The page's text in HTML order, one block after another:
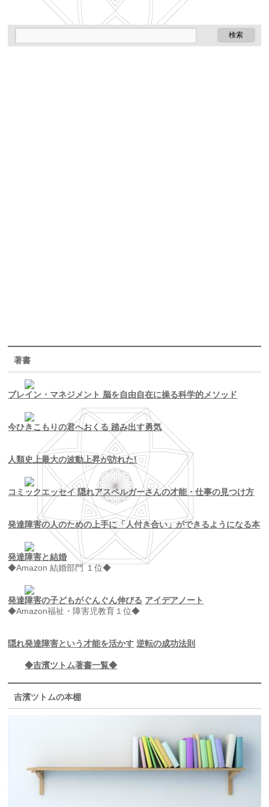
著書
ブレイン・マネジメント 脳を自由自在に操る科学的メソッド
今ひきこもりの君へおくる 踏み出す勇気
人類史上最大の波動上昇が訪れた!
コミックエッセイ 隠れアスペルガーさんの才能・仕事の見つけ方
発達障害の人のための上手に「人付き合い」ができるようになる本
発達障害と結婚
◆Amazon 結婚部門 １位◆
発達障害の子どもがぐんぐん伸びる アイデアノート
◆Amazon福祉・障害児教育１位◆
隠れ発達障害という才能を活かす 逆転の成功法則
◆吉濱ツトム著書一覧◆
吉濱ツトムの本棚